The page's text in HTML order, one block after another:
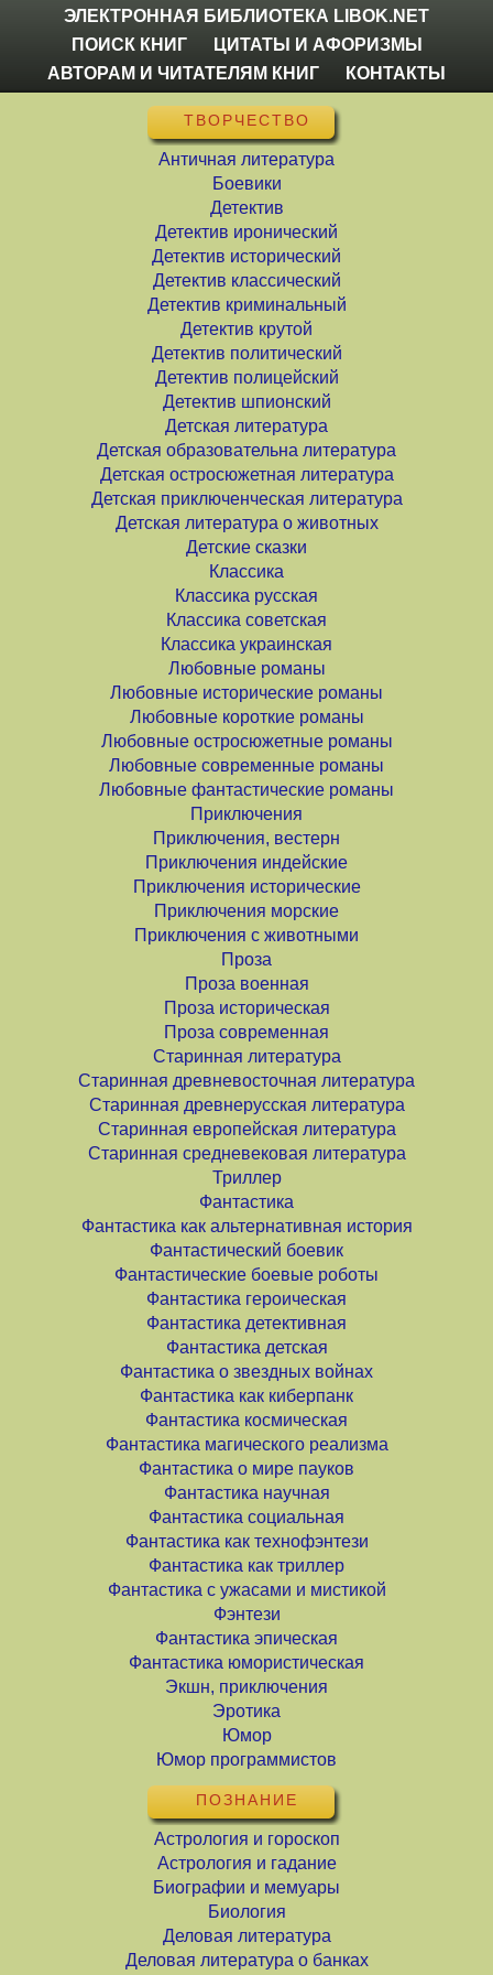
ЭЛЕКТРОННАЯ БИБЛИОТЕКА LIBOK.NET
ПОИСК КНИГ
ЦИТАТЫ И АФОРИЗМЫ
АВТОРАМ И ЧИТАТЕЛЯМ КНИГ
КОНТАКТЫ
ТВОРЧЕСТВО
Античная литература
Боевики
Детектив
Детектив иронический
Детектив исторический
Детектив классический
Детектив криминальный
Детектив крутой
Детектив политический
Детектив полицейский
Детектив шпионский
Детская литература
Детская образовательна литература
Детская остросюжетная литература
Детская приключенческая литература
Детская литература о животных
Детские сказки
Классика
Классика русская
Классика советская
Классика украинская
Любовные романы
Любовные исторические романы
Любовные короткие романы
Любовные остросюжетные романы
Любовные современные романы
Любовные фантастические романы
Приключения
Приключения, вестерн
Приключения индейские
Приключения исторические
Приключения морские
Приключения с животными
Проза
Проза военная
Проза историческая
Проза современная
Старинная литература
Старинная древневосточная литература
Старинная древнерусская литература
Старинная европейская литература
Старинная средневековая литература
Триллер
Фантастика
Фантастика как альтернативная история
Фантастический боевик
Фантастические боевые роботы
Фантастика героическая
Фантастика детективная
Фантастика детская
Фантастика о звездных войнах
Фантастика как киберпанк
Фантастика космическая
Фантастика магического реализма
Фантастика о мире пауков
Фантастика научная
Фантастика социальная
Фантастика как технофэнтези
Фантастика как триллер
Фантастика с ужасами и мистикой
Фэнтези
Фантастика эпическая
Фантастика юмористическая
Экшн, приключения
Эротика
Юмор
Юмор программистов
ПОЗНАНИЕ
Астрология и гороскоп
Астрология и гадание
Биографии и мемуары
Биология
Деловая литература
Деловая литература о банках